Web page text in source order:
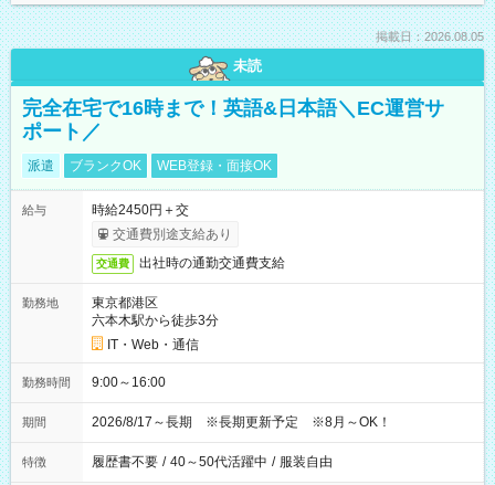
掲載日：2026.08.05
未読
完全在宅で16時まで！英語&日本語＼EC運営サ
ポート／
派遣 ブランクOK WEB登録・面接OK
給与
時給2450円＋交
交通費別途支給あり
交通費 出社時の通勤交通費支給
勤務地
東京都港区
六本木駅から徒歩3分
IT・Web・通信
勤務時間 9:00～16:00
期間 2026/8/17～長期 ※長期更新予定 ※8月～OK！
特徴 履歴書不要 / 40～50代活躍中 / 服装自由